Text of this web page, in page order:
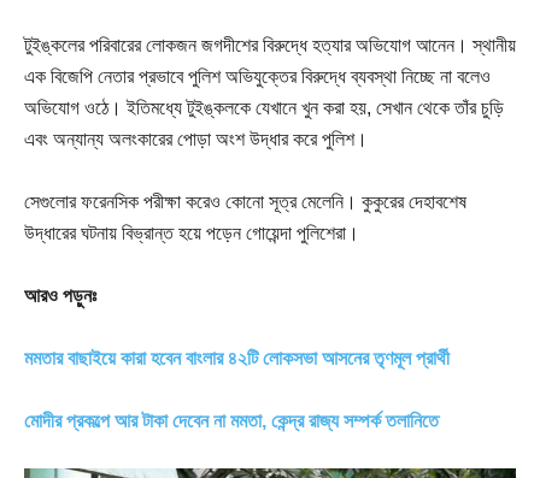
টুইঙ্কলের পরিবারের লোকজন জগদীশের বিরুদ্ধে হত্যার অভিযোগ আনেন। স্থানীয়
এক বিজেপি নেতার প্রভাবে পুলিশ অভিযুক্তের বিরুদ্ধে ব্যবস্থা নিচ্ছে না বলেও
অভিযোগ ওঠে। ইতিমধ্যে টুইঙ্কলকে যেখানে খুন করা হয়, সেখান থেকে তাঁর চুড়ি
এবং অন্যান্য অলংকারের পোড়া অংশ উদ্ধার করে পুলিশ।
সেগুলোর ফরেনসিক পরীক্ষা করেও কোনো সূত্র মেলেনি। কুকুরের দেহাবশেষ
উদ্ধারের ঘটনায় বিভ্রান্ত হয়ে পড়েন গোয়েন্দা পুলিশেরা।
আরও পড়ুনঃ
মমতার বাছাইয়ে কারা হবেন বাংলার ৪২টি লোকসভা আসনের তৃণমূল প্রার্থী
মোদীর প্রকল্পে আর টাকা দেবেন না মমতা, কেন্দ্র রাজ্য সম্পর্ক তলানিতে